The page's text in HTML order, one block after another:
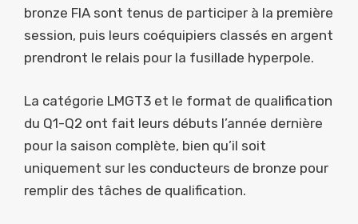
bronze FIA ​​sont tenus de participer à la première
session, puis leurs coéquipiers classés en argent
prendront le relais pour la fusillade hyperpole.
La catégorie LMGT3 et le format de qualification
du Q1-Q2 ont fait leurs débuts l’année dernière
pour la saison complète, bien qu’il soit
uniquement sur les conducteurs de bronze pour
remplir des tâches de qualification.